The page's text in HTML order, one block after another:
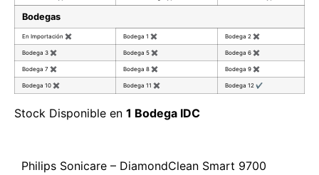
Bodegas
En Importación ✖ Bodega 1 ✖ Bodega 2 ✖
Bodega 3 ✖ Bodega 5 ✖ Bodega 6 ✖
Bodega 7 ✖ Bodega 8 ✖ Bodega 9 ✖
Bodega 10 ✖ Bodega 11 ✖ Bodega 12 ✔
Stock Disponible en 1 Bodega IDC
Philips Sonicare – DiamondClean Smart 9700